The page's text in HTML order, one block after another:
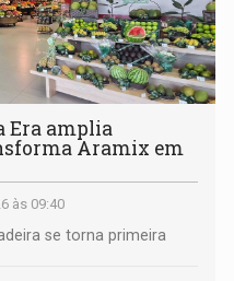
Era amplia
Aramix em
às 09:40
se torna primeira